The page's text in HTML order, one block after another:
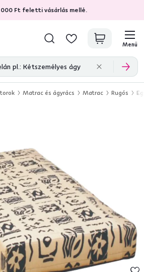
Ft feletti vásárlás mellé.
285 ellenőrzött termékértékelések
Menü
Matrac és ágyrács Matrac Rugós